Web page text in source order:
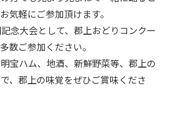
気軽にご参加頂けます。
念大会として、郡上おどりコンクー
数ご参加ください。
宝ハム、地酒、新鮮野菜等、郡上の
、郡上の味覚をぜひご賞味くださ